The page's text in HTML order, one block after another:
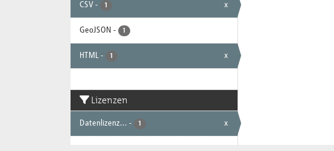
CSV - 1 x
GeoJSON - 1
HTML - 1 x
Lizenzen
Datenlizenz... - 1 x